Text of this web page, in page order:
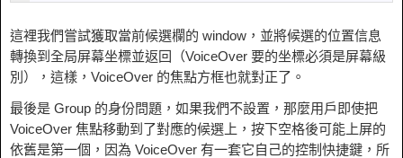
這裡我們嘗試獲取當前候選欄的 window，並將候選的位置信息
轉換到全局屏幕坐標並返回（VoiceOver 要的坐標必須是屏幕級
別），這樣，VoiceOver 的焦點方框也就對正了。
最後是 Group 的身份問題，如果我們不設置，那麼用戶即使把
VoiceOver 焦點移動到了對應的候選上，按下空格後可能上屏的
依舊是第一個，因為 VoiceOver 有一套它自己的控制快捷鍵，所